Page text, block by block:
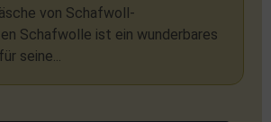
von Schafwoll-
Schafwolle ist ein wunderbares
seine...